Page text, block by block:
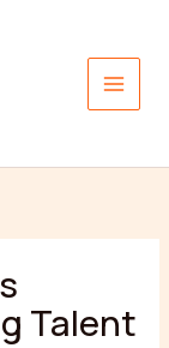
Talent